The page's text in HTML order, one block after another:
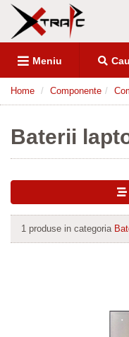
Meniu
Home Componente
Baterii
1 produse in categoria